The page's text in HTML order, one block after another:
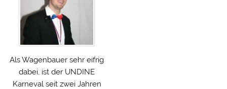
Als Wagenbauer sehr eifrig
dabei, ist der UNDINE
Karneval seit zwei Jahren